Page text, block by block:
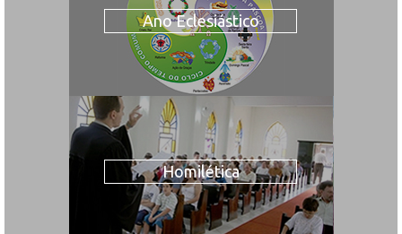
Ano Eclesiástico
Homilética